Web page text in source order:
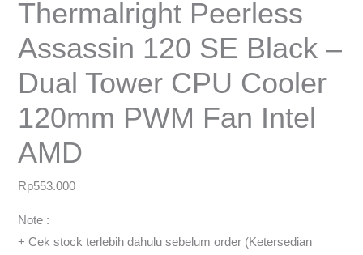
Thermalright Peerless
Assassin 120 SE Black –
Dual Tower CPU Cooler
120mm PWM Fan Intel
AMD
Rp553.000
Note :
+ Cek stock terlebih dahulu sebelum order (Ketersedian